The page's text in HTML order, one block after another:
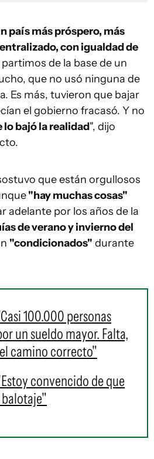
país más próspero, más
con igualdad de
partimos de la base de un
que no usó ninguna de
Es más, tuvieron que bajar
el gobierno fracasó. Y no
lo bajó la realidad", dijo
que están orgullosos
"hay muchas cosas"
adelante por los años de la
de verano y invierno del
"condicionados" durante
100.000 personas
un sueldo mayor. Falta,
camino correcto"
convencido de que